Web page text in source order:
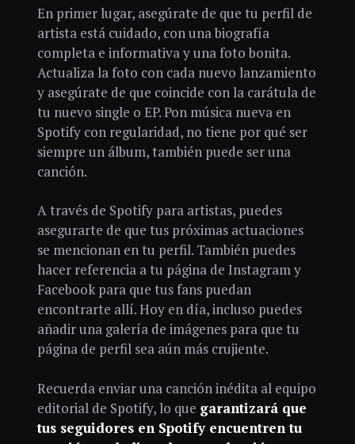
En primer lugar, asegúrate de que tu perfil de
artista está cuidado, con una biografía
completa e informativa y una foto bonita.
Actualiza la foto con cada nuevo lanzamiento
y asegúrate de que coincide con la carátula de
tu nuevo single o EP. Pon música nueva en
Spotify con regularidad, no tiene por qué ser
siempre un álbum, también puede ser una
canción.
A través de Spotify para artistas, puedes
asegurarte de que tus próximas actuaciones
se mencionan en tu perfil. También puedes
hacer referencia a tu página de Instagram y
Facebook para que tus fans puedan
encontrarte allí. Hoy en día, incluso puedes
añadir una galería de imágenes para que tu
página de perfil sea aún más crujiente.
Recuerda enviar una canción inédita al equipo
editorial de Spotify, lo que garantizará que
tus seguidores en Spotify encuentren tu